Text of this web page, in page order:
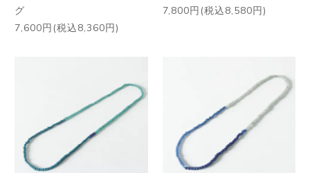
グ
7,600円(税込8,360円)
7,800円(税込8,580円)